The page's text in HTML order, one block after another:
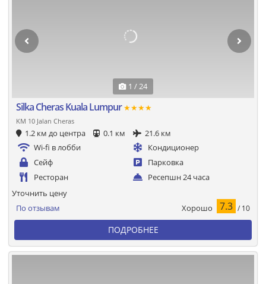
1 / 24
Silka Cheras Kuala Lumpur★★★★
KM 10 Jalan Cheras
1.2 км до центра 0.1 км
21.6 км
Wi-fi в лобби
Кондиционер
Сейф
Парковка
Ресторан
Ресепшн 24 часа
По отзывам Хорошо 7.3 / 10
Уточнить цену
ПОДРОБНЕЕ